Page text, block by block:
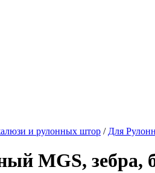
и рулонных штор / Для
MGS, зебра,